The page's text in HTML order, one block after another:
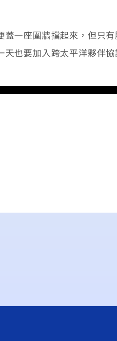
座圍牆擋起來，但只有
天也要加入跨太平洋夥伴